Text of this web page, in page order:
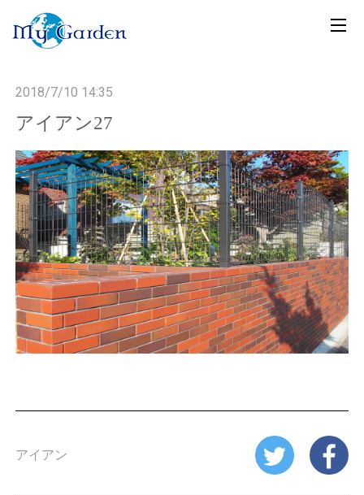
2018/7/10 14:35
アイアン27
アイアン
t
n
a
v
i
g
a
t
i
o